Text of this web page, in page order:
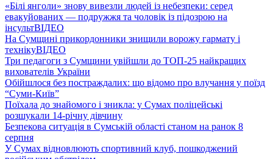
«Білі янголи» знову вивезли людей із небезпеки: серед
евакуйованих — подружжя та чоловік із підозрою на
інсультВІДЕО
На Сумщині прикордонники знищили ворожу гармату і
технікуВІДЕО
Три педагоги з Сумщини увійшли до ТОП-25 найкращих
вихователів України
Обійшлося без постраждалих: що відомо про влучання у поїзд
“Суми-Київ”
Поїхала до знайомого і зникла: у Сумах поліцейські
розшукали 14-річну дівчину
Безпекова ситуація в Сумській області станом на ранок 8
серпня
У Сумах відновлюють спортивний клуб, пошкоджений